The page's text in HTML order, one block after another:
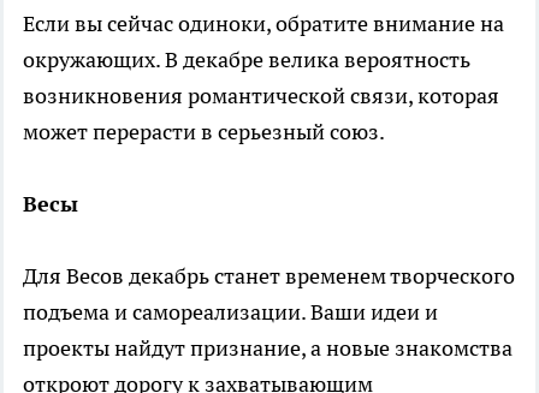
Если вы сейчас одиноки, обратите внимание на
окружающих. В декабре велика вероятность
возникновения романтической связи, которая
может перерасти в серьезный союз.
Весы
Для Весов декабрь станет временем творческого
подъема и самореализации. Ваши идеи и
проекты найдут признание, а новые знакомства
откроют дорогу к захватывающим